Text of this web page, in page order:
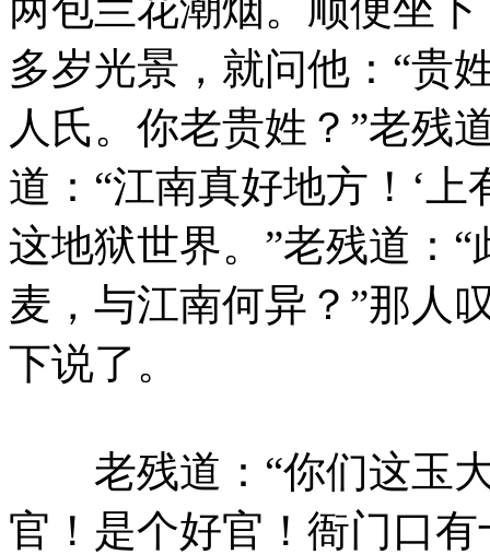
多岁光景，就问他：“贵
人氏。你老贵姓？”老残
道：“江南真好地方！‘
这地狱世界。”老残道：
麦，与江南何异？”那人
下说了。
老残道：“你们这玉大
官！是个好官！衙门口